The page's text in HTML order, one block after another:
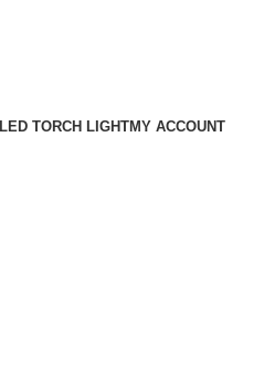
LED TORCH LIGHTMY ACCOUNT